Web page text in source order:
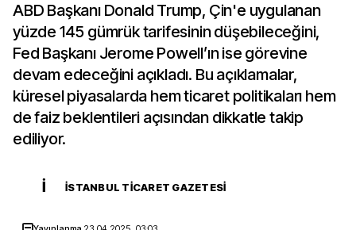
ABD Başkanı Donald Trump, Çin'e uygulanan
yüzde 145 gümrük tarifesinin düşebileceğini,
Fed Başkanı Jerome Powell’ın ise görevine
devam edeceğini açıkladı. Bu açıklamalar,
küresel piyasalarda hem ticaret politikaları hem
de faiz beklentileri açısından dikkatle takip
ediliyor.
İ İSTANBUL TICARET GAZETESI